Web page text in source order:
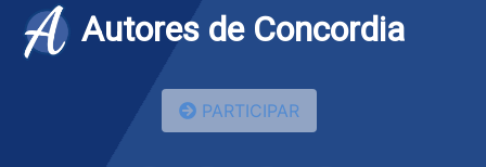
Autores de Concordia
PARTICIPAR